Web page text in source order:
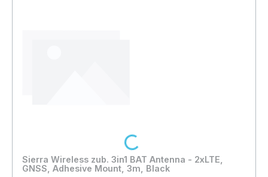
Sierra Wireless zub. 3in1 BAT Antenna - 2xLTE,
GNSS, Adhesive Mount, 3m, Black
Loading...